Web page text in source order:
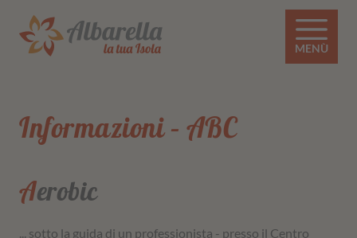
MENÙ
Informazioni – ABC
Aerobic
... sotto la guida di un professionista - presso il Centro